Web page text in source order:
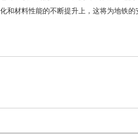
和材料性能的不断提升上，这将为地铁